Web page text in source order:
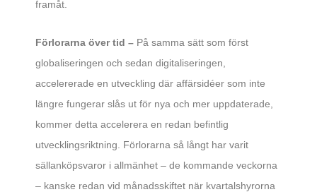
framåt.
Förlorarna över tid – På samma sätt som först
globaliseringen och sedan digitaliseringen,
accelererade en utveckling där affärsidéer som inte
längre fungerar slås ut för nya och mer uppdaterade,
kommer detta accelerera en redan befintlig
utvecklingsriktning. Förlorarna så långt har varit
sällanköpsvaror i allmänhet – de kommande veckorna
– kanske redan vid månadsskiftet när kvartalshyrorna